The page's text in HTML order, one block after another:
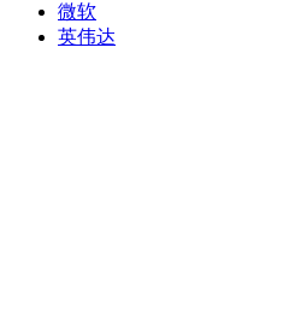
微软
英伟达